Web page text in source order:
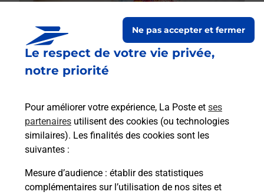
Le respect de votre vie privée,
notre priorité
Pour améliorer votre expérience, La Poste et ses
partenaires utilisent des cookies (ou technologies
similaires). Les finalités des cookies sont les
suivantes :
Mesure d’audience : établir des statistiques
complémentaires sur l’utilisation de nos sites et
Ne pas accepter et fermer
Boîte aux lettres La Poste
37 Rue De Verdun
51220 Loivre
Le lien s'ouvre dans un nouvel onglet
Le lien s'ouvre dans un nouvel onglet